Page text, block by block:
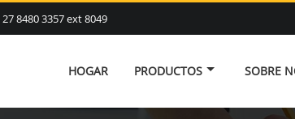
27 8480 3357 ext 8049
HOGAR PRODUCTOS SOBRE